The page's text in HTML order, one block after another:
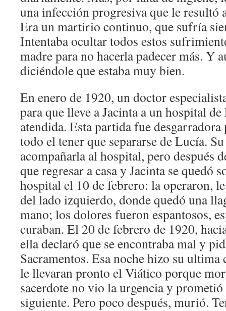
una infección progresiva que le resultó
Era un martirio continuo, que sufría
Intentaba ocultar todos estos
madre para no hacerla padecer más. Y
diciéndole que estaba muy bien.
En enero de 1920, un doctor
para que lleve a Jacinta a un hospital
atendida. Esta partida fue desgarradora
todo el tener que separarse de Lucía.
acompañarla al hospital, pero después
que regresar a casa y Jacinta se quedó
hospital el 10 de febrero: la operaron,
del lado izquierdo, donde quedó una
mano; los dolores fueron espantosos,
curaban. El 20 de febrero de 1920,
ella declaró que se encontraba mal y
Sacramentos. Esa noche hizo su
le llevaran pronto el Viático porque
sacerdote no vio la urgencia y
siguiente. Pero poco después, murió.